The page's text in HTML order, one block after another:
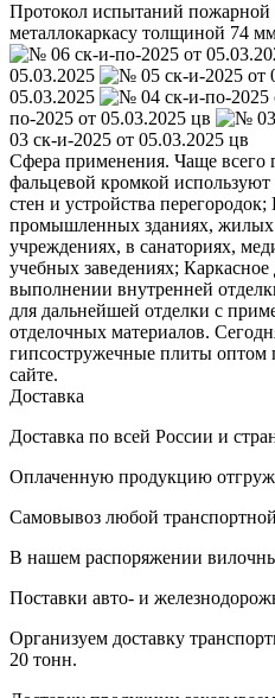
Протокол испытаний пожарной
металлокаркасу толщиной 74
05.03.2025
05.03.2025
по-2025 от 05.03.2025 цв
03 ск-и-2025 от 05.03.2025 цв
Сфера применения. Чаще всего
фальцевой кромкой
стен и устройства
промышленных зданиях,
учреждениях, в санаториях,
учебных заведениях;
выполнении внутренней
для дальнейшей отделки с
отделочных материалов.
гипсостружечные плиты оптом
сайте.
Доставка
Доставка по всей России и
Оплаченную продукцию
Самовывоз любой
В нашем распоряжении
Поставки авто- и
Организуем доставку
20 тонн.